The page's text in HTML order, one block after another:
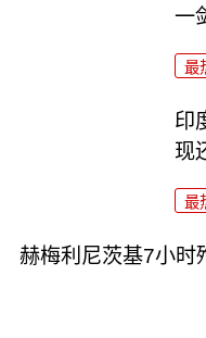
一
最
印
现
最
赫梅利尼茨基7小时